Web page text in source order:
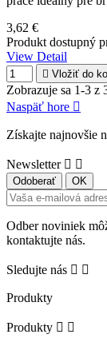
3,62 €
Produkt dostupný
View Detail
 Vložiť do
Zobrazuje sa 1-3 z
Naspäť hore 
Získajte najnovšie
Newsletter  
Odber noviniek
kontaktujte nás.
Sledujte nás  
Produkty
Produkty  